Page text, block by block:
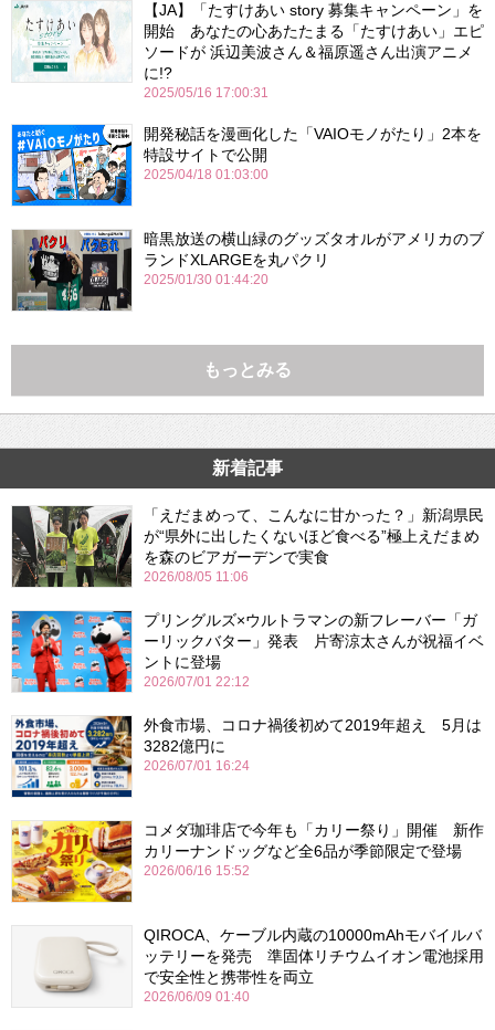
【JA】「たすけあい story 募集キャンペーン」を
開始 あなたの心あたたまる「たすけあい」エピ
ソードが 浜辺美波さん＆福原遥さん出演アニメ
に!?
2025/05/16 17:00:31
開発秘話を漫画化した「VAIOモノがたり」2本を
特設サイトで公開
2025/04/18 01:03:00
暗黒放送の横山緑のグッズタオルがアメリカのブ
ランドXLARGEを丸パクリ
2025/01/30 01:44:20
もっとみる
新着記事
「えだまめって、こんなに甘かった？」新潟県民
が“県外に出したくないほど食べる”極上えだまめ
を森のビアガーデンで実食
2026/08/05 11:06
プリングルズ×ウルトラマンの新フレーバー「ガ
ーリックバター」発表 片寄涼太さんが祝福イベ
ントに登場
2026/07/01 22:12
外食市場、コロナ禍後初めて2019年超え 5月は
3282億円に
2026/07/01 16:24
コメダ珈琲店で今年も「カリー祭り」開催 新作
カリーナンドッグなど全6品が季節限定で登場
2026/06/16 15:52
QIROCA、ケーブル内蔵の10000mAhモバイルバ
ッテリーを発売 準固体リチウムイオン電池採用
で安全性と携帯性を両立
2026/06/09 01:40